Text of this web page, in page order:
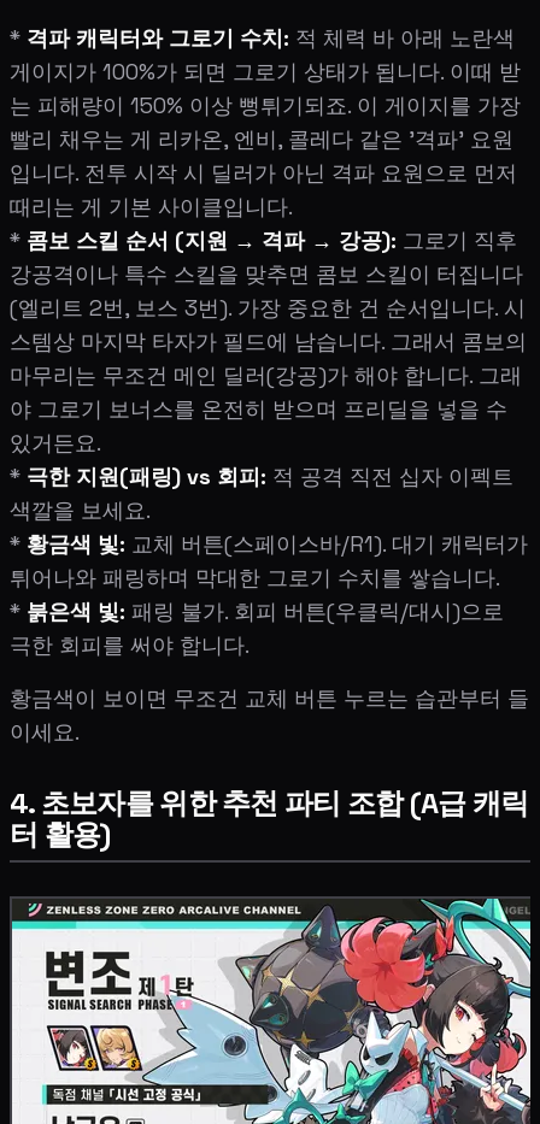
* 격파 캐릭터와 그로기 수치: 적 체력 바 아래 노란색
게이지가 100%가 되면 그로기 상태가 됩니다. 이때 받
는 피해량이 150% 이상 뻥튀기되죠. 이 게이지를 가장
빨리 채우는 게 리카온, 엔비, 콜레다 같은 '격파' 요원
입니다. 전투 시작 시 딜러가 아닌 격파 요원으로 먼저
때리는 게 기본 사이클입니다.
* 콤보 스킬 순서 (지원 → 격파 → 강공): 그로기 직후
강공격이나 특수 스킬을 맞추면 콤보 스킬이 터집니다
(엘리트 2번, 보스 3번). 가장 중요한 건 순서입니다. 시
스템상 마지막 타자가 필드에 남습니다. 그래서 콤보의
마무리는 무조건 메인 딜러(강공)가 해야 합니다. 그래
야 그로기 보너스를 온전히 받으며 프리딜을 넣을 수
있거든요.
* 극한 지원(패링) vs 회피: 적 공격 직전 십자 이펙트
색깔을 보세요.
* 황금색 빛: 교체 버튼(스페이스바/R1). 대기 캐릭터가
튀어나와 패링하며 막대한 그로기 수치를 쌓습니다.
* 붉은색 빛: 패링 불가. 회피 버튼(우클릭/대시)으로
극한 회피를 써야 합니다.
황금색이 보이면 무조건 교체 버튼 누르는 습관부터 들
이세요.
4. 초보자를 위한 추천 파티 조합 (A급 캐릭
터 활용)